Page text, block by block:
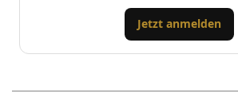
Jetzt anmelden